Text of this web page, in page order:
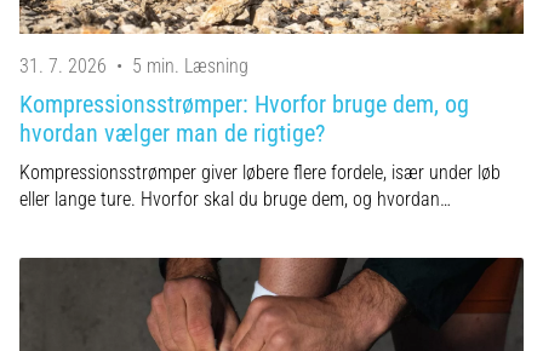
31. 7. 2026 • 5 min. Læsning
Kompressionsstrømper: Hvorfor bruge dem, og
hvordan vælger man de rigtige?
Kompressionsstrømper giver løbere flere fordele, især under løb
eller lange ture. Hvorfor skal du bruge dem, og hvordan…